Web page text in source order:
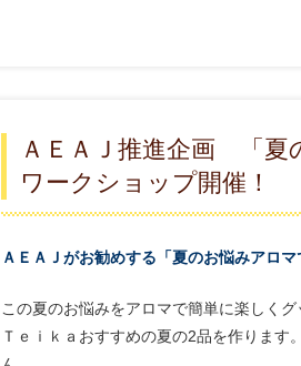
ＡＥＡＪ推進企画 「夏
ワークショップ開催！
ＡＥＡＪがお勧めする「夏のお悩みアロマ
この夏のお悩みをアロマで簡単に楽しく
Ｔｅｉｋａおすすめの夏の2品を作りま